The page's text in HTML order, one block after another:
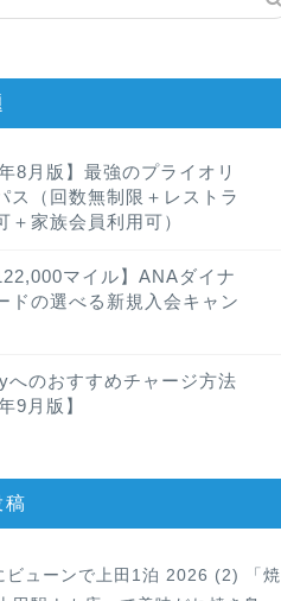
8月版】最強のプライオリ
ス（回数無制限＋レストラ
＋家族会員利用可）
マイル】ANAダイナ
ドの選べる新規入会キャン
へのおすすめチャージ方法
9月版】
ビューンで上田1泊 2026 (2) 「焼